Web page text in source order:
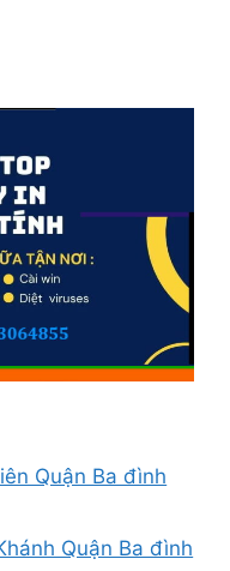
Quận Ba đình
Quận Ba đình